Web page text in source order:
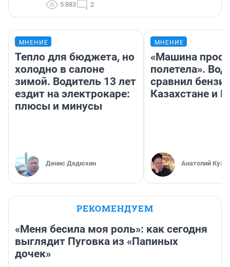
5 883 2
МНЕНИЕ
Тепло для бюджета, но
холодно в салоне
зимой. Водитель 13 лет
ездит на электрокаре:
плюсы и минусы
Денис Дедюхин
МНЕНИЕ
«Машина
полетела».
сравнил
Казахстане и
Анатолий
РЕКОМЕНДУЕМ
«Меня бесила моя роль»: как сегодня
выглядит Пуговка из «Папиных
дочек»